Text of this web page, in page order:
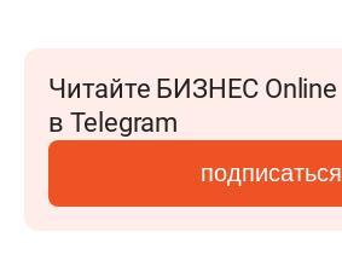
Читайте БИЗНЕС Online
в Telegram
подписаться